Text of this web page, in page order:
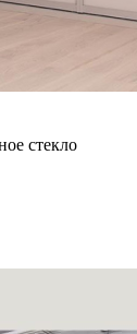
стекло